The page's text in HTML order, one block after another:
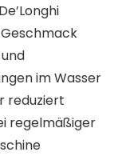
im Wasser
reduziert
regelmäßiger